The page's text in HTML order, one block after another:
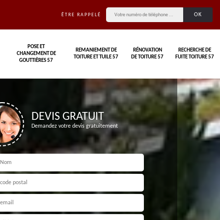
ÊTRE RAPPELÉ
POSE ET
CHANGEMENT DE
GOUTTIÈRES 57
REMANIEMENT DE
TOITURE ET TUILE 57
RÉNOVATION
DE TOITURE 57
RECHERCHE DE
FUITE TOITURE 57
DEVIS GRATUIT
Demandez votre devis gratuitement